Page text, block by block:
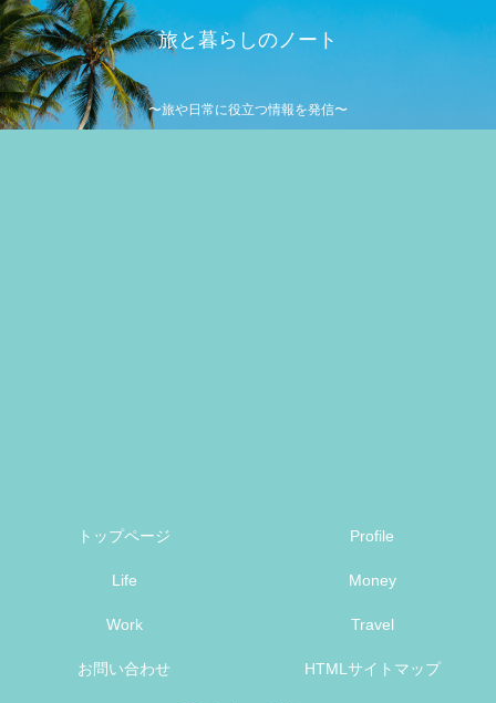
旅と暮らしのノート
〜旅や日常に役立つ情報を発信〜
トップページ Profile
Life Money
Work Travel
お問い合わせ HTMLサイトマップ